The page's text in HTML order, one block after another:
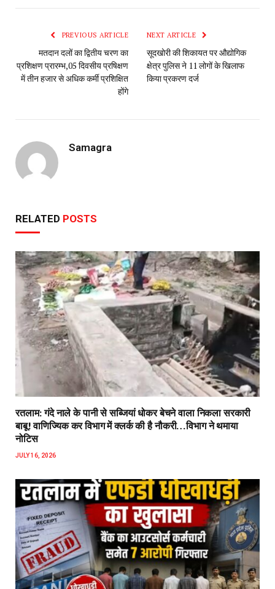
PREVIOUS ARTICLE
मतदान दलों का द्वितीय चरण का
प्रशिक्षण प्रारम्भ,05 दिवसीय प्रषिक्षण
में तीन हजार से अधिक कर्मी प्रशिक्षित
होंगे
NEXT ARTICLE
सूदखोरी की शिकायत पर औद्योगिक
क्षेत्र पुलिस ने 11 लोगों के खिलाफ
किया प्रकरण दर्ज
Samagra
RELATED POSTS
रतलाम: गंदे नाले के पानी से सब्जियां धोकर बेचने वाला निकला सरकारी
बाबू! वाणिज्यिक कर विभाग में क्लर्क की है नौकरी…विभाग ने थमाया
नोटिस
JULY 16, 2026